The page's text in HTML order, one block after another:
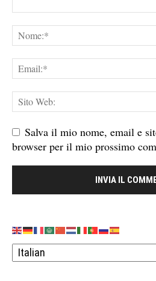
Salva il mio nome, email e
browser per il mio prossimo